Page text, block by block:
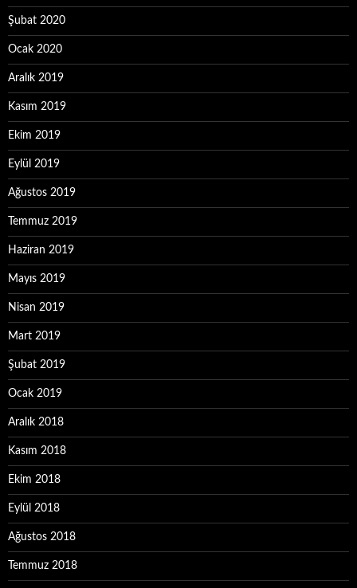
Şubat 2020
Ocak 2020
Aralık 2019
Kasım 2019
Ekim 2019
Eylül 2019
Ağustos 2019
Temmuz 2019
Haziran 2019
Mayıs 2019
Nisan 2019
Mart 2019
Şubat 2019
Ocak 2019
Aralık 2018
Kasım 2018
Ekim 2018
Eylül 2018
Ağustos 2018
Temmuz 2018